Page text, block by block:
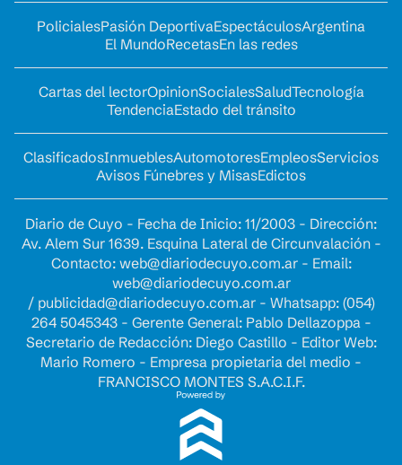
PolicialesPasión DeportivaEspectáculosArgentina
El MundoRecetasEn las redes
Cartas del lectorOpinionSocialesSaludTecnología
TendenciaEstado del tránsito
ClasificadosInmueblesAutomotoresEmpleosServicios
Avisos Fúnebres y MisasEdictos
Diario de Cuyo - Fecha de Inicio: 11/2003 - Dirección:
Av. Alem Sur 1639. Esquina Lateral de Circunvalación -
Contacto: web@diariodecuyo.com.ar- Email:
web@diariodecuyo.com.ar
/ publicidad@diariodecuyo.com.ar- Whatsapp: (054)
264 5045343 - Gerente General: Pablo Dellazoppa -
Secretario de Redacción: Diego Castillo - Editor Web:
Mario Romero - Empresa propietaria del medio -
FRANCISCO MONTES S.A.C.I.F.